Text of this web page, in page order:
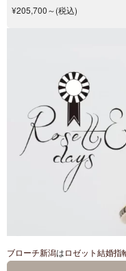
¥205,700～(税込)
ブローチ新潟はロゼット結婚指